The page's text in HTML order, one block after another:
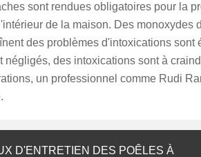
sont rendues obligatoires pour la
de la maison. Des monoxydes
des problèmes d'intoxications sont
négligés, des intoxications sont à
un professionnel comme Rudi
D'ENTRETIEN DES POÊLES À